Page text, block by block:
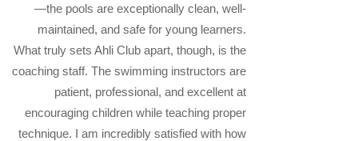
—the pools are exceptionally clean, well-
maintained, and safe for young learners.
What truly sets Ahli Club apart, though, is the
coaching staff. The swimming instructors are
patient, professional, and excellent at
encouraging children while teaching proper
technique. I am incredibly satisfied with how